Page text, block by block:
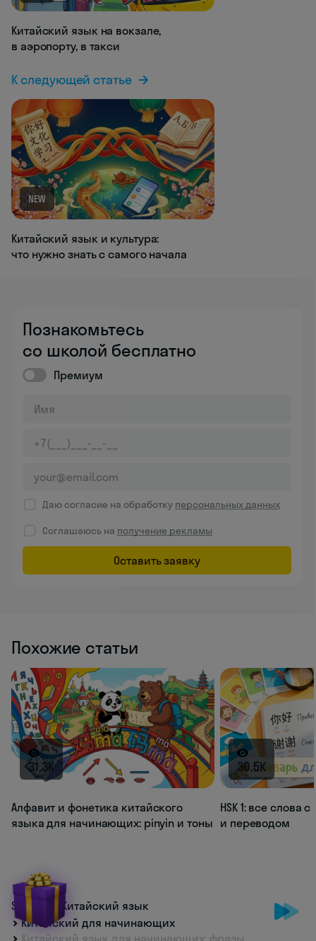
Китайский язык на вокзале,
в аэропорту, в такси
К следующей статье
NEW
Китайский язык и культура:
что нужно знать с самого начала
Познакомьтесь
со школой бесплатно
Премиум
Даю согласие на обработку персональных данных
Соглашаюсь на получение рекламы
Оставить заявку
Похожие статьи
31.3K
Алфавит и фонетика китайского
языка для начинающих: pinyin и тоны
30.5K
HSK 1: все слова
и переводом
Skyeng
Китайский язык
Китайский для начинающих
Китайский язык для начинающих: фразы